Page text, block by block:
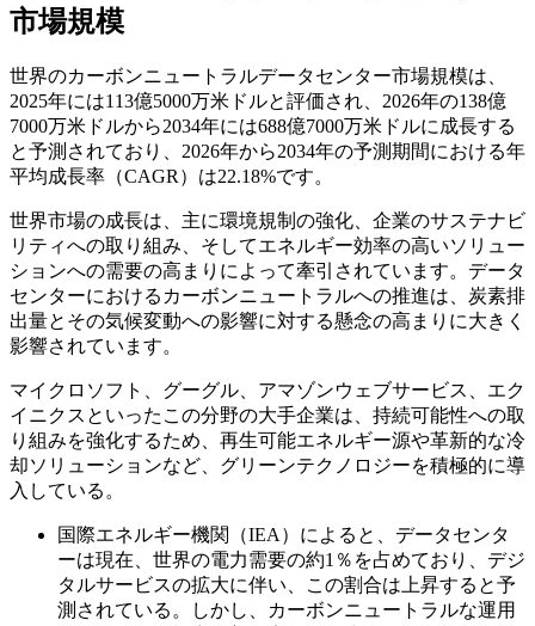
市場規模
世界のカーボンニュートラルデータセンター市場規模は、
2025年には113億5000万米ドルと評価され、2026年の138億
7000万米ドルから2034年には688億7000万米ドルに成長する
と予測されており、2026年から2034年の予測期間における年
平均成長率（CAGR）は22.18%です。
世界市場の成長は、主に環境規制の強化、企業のサステナビ
リティへの取り組み、そしてエネルギー効率の高いソリュー
ションへの需要の高まりによって牽引されています。データ
センターにおけるカーボンニュートラルへの推進は、炭素排
出量とその気候変動への影響に対する懸念の高まりに大きく
影響されています。
マイクロソフト、グーグル、アマゾンウェブサービス、エク
イニクスといったこの分野の大手企業は、持続可能性への取
り組みを強化するため、再生可能エネルギー源や革新的な冷
却ソリューションなど、グリーンテクノロジーを積極的に導
入している。
国際エネルギー機関（IEA）によると、データセンタ
ーは現在、世界の電力需要の約1％を占めており、デジ
タルサービスの拡大に伴い、この割合は上昇すると予
測されている。しかし、カーボンニュートラルな運用